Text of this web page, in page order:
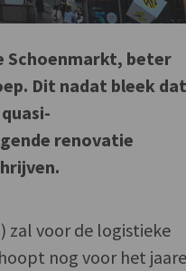
Schoenmarkt, beter
Dit nadat bleek
renovatie
zal voor de logistieke
nog voor het